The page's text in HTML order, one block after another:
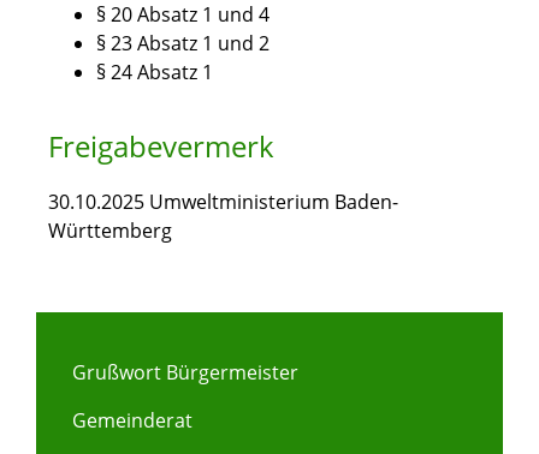
§ 20 Absatz 1 und 4
§ 23 Absatz 1 und 2
§ 24 Absatz 1
Freigabevermerk
30.10.2025 Umweltministerium Baden-
Württemberg
Grußwort Bürgermeister
Gemeinderat